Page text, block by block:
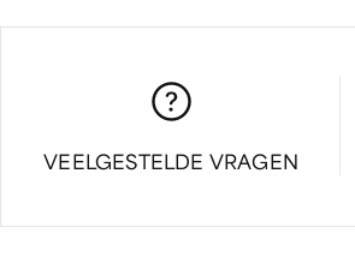
VEELGESTELDE VRAGEN